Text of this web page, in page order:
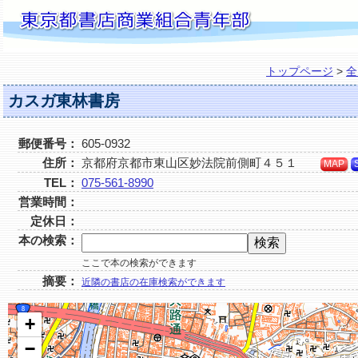
トップページ >
カスガ東林書房
郵便番号： 605-0932
住所： 京都府京都市東山区妙法院前側町４５１ MAP
TEL： 075-561-8990
営業時間：
定休日：
本の検索：
ここで本の検索ができます
摘要： 近隣の書店の在庫検索ができます
+
−